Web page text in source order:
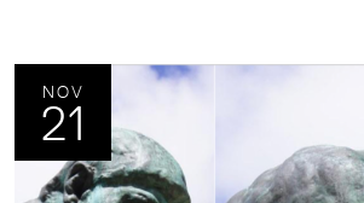
NOV
21